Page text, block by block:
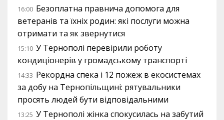
16:00 Безоплатна правнича допомога для
ветеранів та їхніх родин: які послуги можна
отримати та як звернутися
15:10 У Тернополі перевірили роботу
кондиціонерів у громадському транспорті
14:33 Рекордна спека і 12 пожеж в екосистемах
за добу на Тернопільщині: рятувальники
просять людей бути відповідальними
13:25 У Тернополі жінка спокусилась на забутий